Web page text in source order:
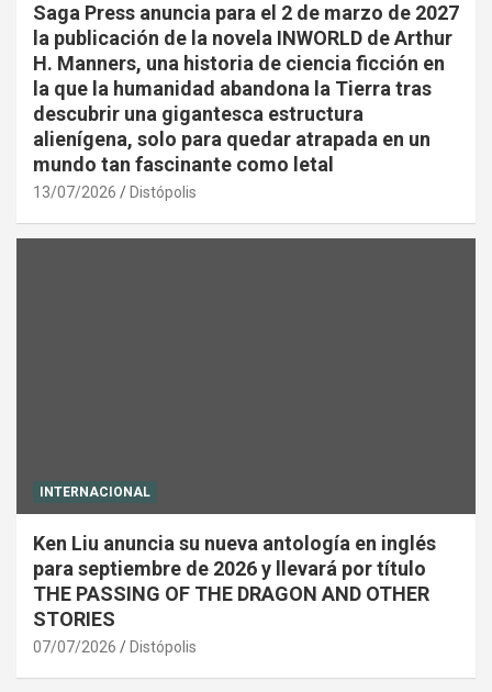
Saga Press anuncia para el 2 de marzo de 2027
la publicación de la novela INWORLD de Arthur
H. Manners, una historia de ciencia ficción en
la que la humanidad abandona la Tierra tras
descubrir una gigantesca estructura
alienígena, solo para quedar atrapada en un
mundo tan fascinante como letal
13/07/2026 Distópolis
INTERNACIONAL
Ken Liu anuncia su nueva antología en inglés
para septiembre de 2026 y llevará por título
THE PASSING OF THE DRAGON AND OTHER
STORIES
07/07/2026 Distópolis